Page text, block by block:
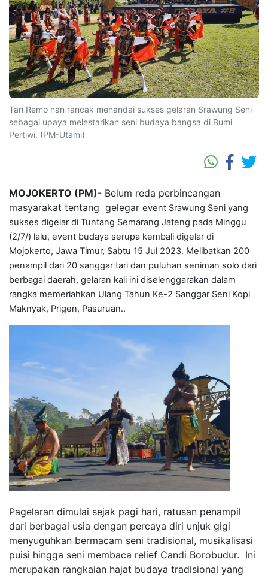
Tari Remo nan rancak menandai sukses gelaran Srawung Seni
sebagai upaya melestarikan seni budaya bangsa di Bumi
Pertiwi. (PM-Utami)
MOJOKERTO (PM)- Belum reda perbincangan
masyarakat tentang gelegar event Srawung Seni yang
sukses digelar di Tuntang Semarang Jateng pada Minggu
(2/7/) lalu, event budaya serupa kembali digelar di
Mojokerto, Jawa Timur, Sabtu 15 Jul 2023. Melibatkan 200
penampil dari 20 sanggar tari dan puluhan seniman solo dari
berbagai daerah, gelaran kali ini diselenggarakan dalam
rangka memeriahkan Ulang Tahun Ke-2 Sanggar Seni Kopi
Maknyak, Prigen, Pasuruan..
Pagelaran dimulai sejak pagi hari, ratusan penampil
dari berbagai usia dengan percaya diri unjuk gigi
menyuguhkan bermacam seni tradisional, musikalisasi
puisi hingga seni membaca relief Candi Borobudur. Ini
merupakan rangkaian hajat budaya tradisional yang